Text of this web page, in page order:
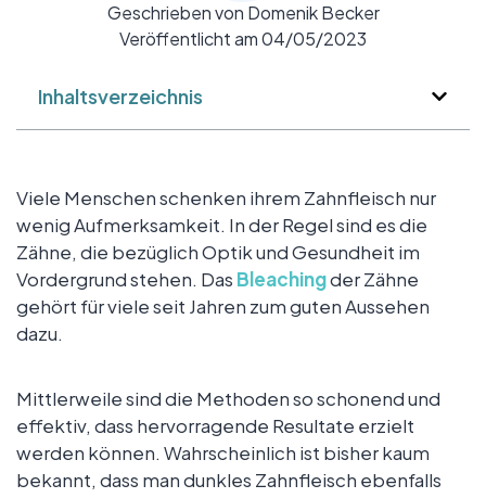
Geschrieben von Domenik Becker
Veröffentlicht am 04/05/2023
Inhaltsverzeichnis
Viele Menschen schenken ihrem Zahnfleisch nur
wenig Aufmerksamkeit. In der Regel sind es die
Zähne, die bezüglich Optik und Gesundheit im
Vordergrund stehen. Das Bleachingder Zähne
gehört für viele seit Jahren zum guten Aussehen
dazu.
Mittlerweile sind die Methoden so schonend und
effektiv, dass hervorragende Resultate erzielt
werden können. Wahrscheinlich ist bisher kaum
bekannt, dass man dunkles Zahnfleisch ebenfalls